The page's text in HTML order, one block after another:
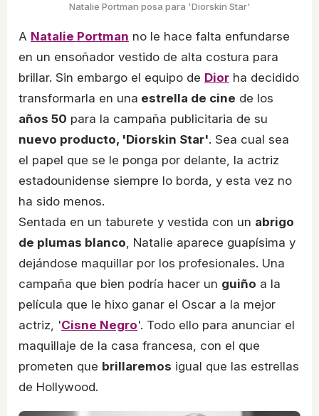
Natalie Portman posa para 'Diorskin Star'
A Natalie Portman no le hace falta enfundarse
en un ensoñador vestido de alta costura para
brillar. Sin embargo el equipo de Dior ha decidido
transformarla en una estrella de cine de los
años 50 para la campaña publicitaria de su
nuevo producto, 'Diorskin Star'. Sea cual sea
el papel que se le ponga por delante, la actriz
estadounidense siempre lo borda, y esta vez no
ha sido menos.
Sentada en un taburete y vestida con un abrigo
de plumas blanco, Natalie aparece guapísima y
dejándose maquillar por los profesionales. Una
campaña que bien podría hacer un guiño a la
película que le hixo ganar el Oscar a la mejor
actriz, 'Cisne Negro'. Todo ello para anunciar el
maquillaje de la casa francesa, con el que
prometen que brillaremos igual que las estrellas
de Hollywood.